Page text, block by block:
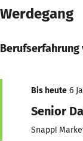
Werdegang
Berufserfahrung
Bis heute 6
Senior
Snapp!